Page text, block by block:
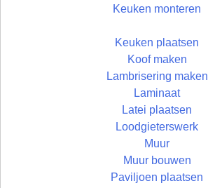
Keuken monteren
Keuken plaatsen
Koof maken
Lambrisering maken
Laminaat
Latei plaatsen
Loodgieterswerk
Muur
Muur bouwen
Paviljoen plaatsen